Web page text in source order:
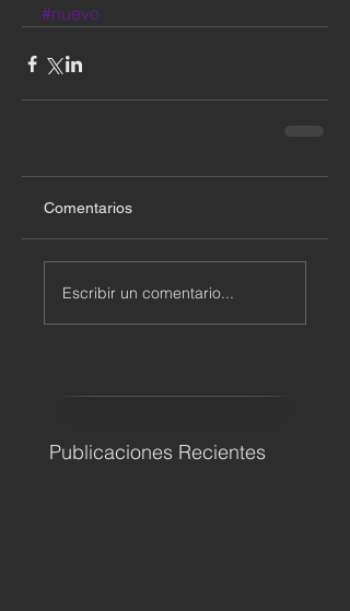
#nuevo
Comentarios
Escribir un comentario...
Publicaciones Recientes